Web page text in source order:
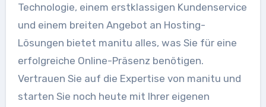
Technologie, einem erstklassigen Kundenservice
und einem breiten Angebot an Hosting-
Lösungen bietet manitu alles, was Sie für eine
erfolgreiche Online-Präsenz benötigen.
Vertrauen Sie auf die Expertise von manitu und
starten Sie noch heute mit Ihrer eigenen